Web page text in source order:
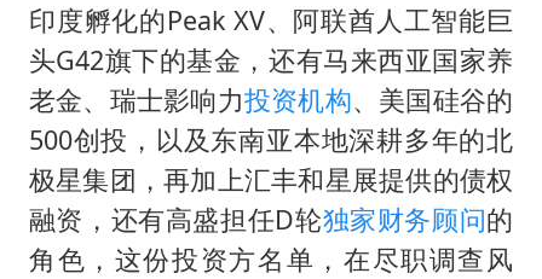
印度孵化的Peak XV、阿联酋人工智能巨
头G42旗下的基金，还有马来西亚国家养
老金、瑞士影响力投资机构、美国硅谷的
500创投，以及东南亚本地深耕多年的北
极星集团，再加上汇丰和星展提供的债权
融资，还有高盛担任D轮独家财务顾问的
角色，这份投资方名单，在尽职调查风